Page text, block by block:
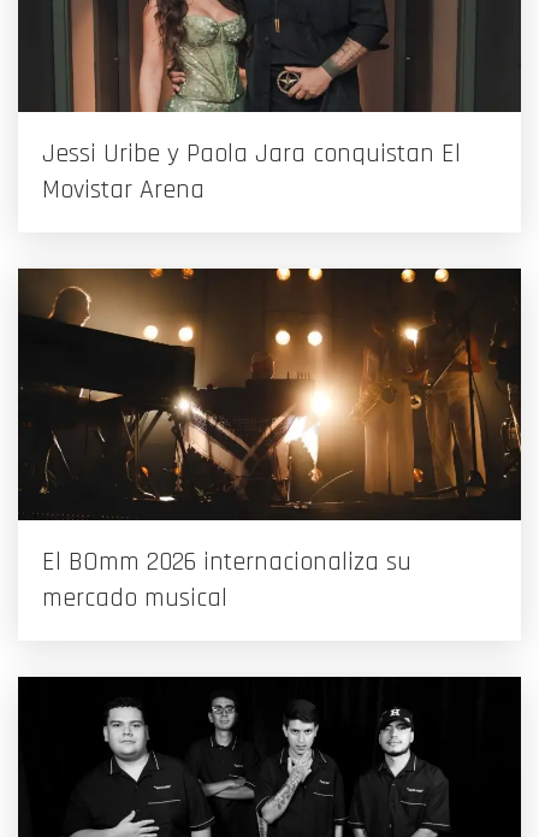
Jessi Uribe y Paola Jara conquistan El
Movistar Arena
El BOmm 2026 internacionaliza su
mercado musical